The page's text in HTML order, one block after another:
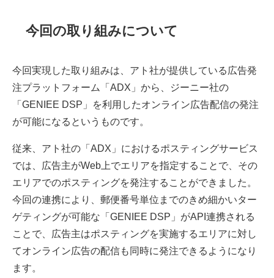
今回の取り組みについて
今回実現した取り組みは、アト社が提供している広告発
注プラットフォーム「ADX」から、ジーニー社の
「GENIEE DSP」を利用したオンライン広告配信の発注
が可能になるというものです。
従来、アト社の「ADX」におけるポスティングサービス
では、広告主がWeb上でエリアを指定することで、その
エリアでのポスティングを発注することができました。
今回の連携により、郵便番号単位までのきめ細かいター
ゲティングが可能な「GENIEE DSP」がAPI連携される
ことで、広告主はポスティングを実施するエリアに対し
てオンライン広告の配信も同時に発注できるようになり
ます。